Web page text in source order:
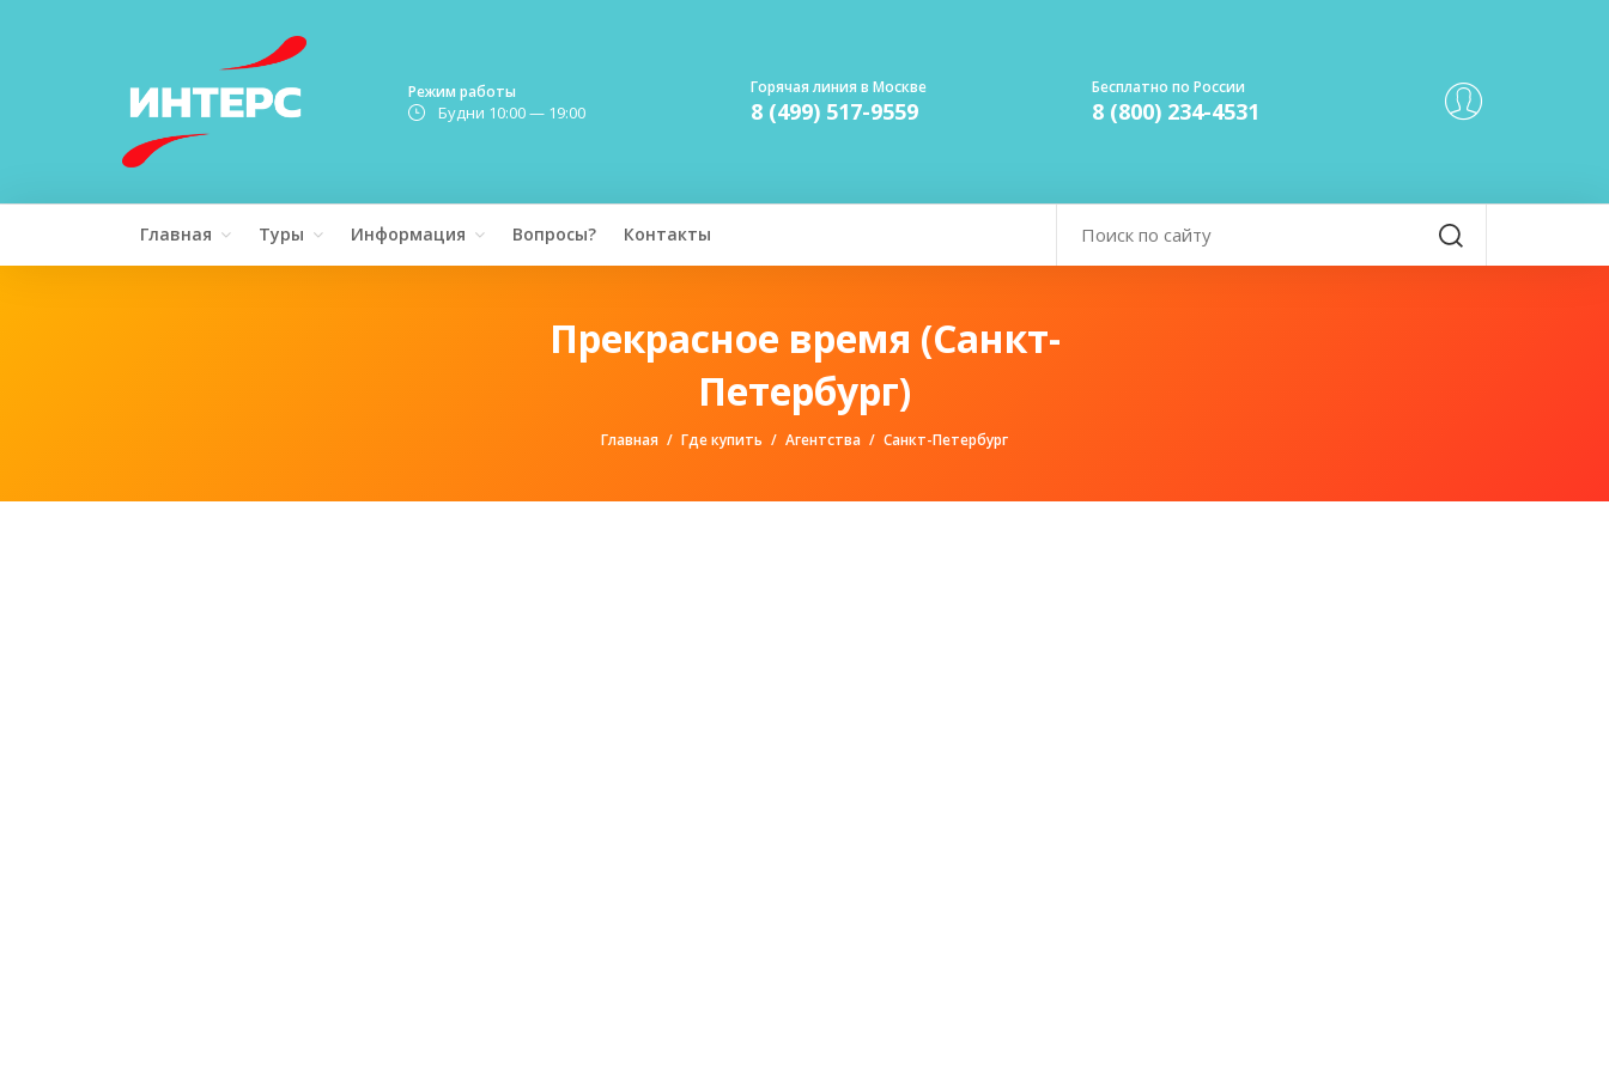
Режим работы
Будни 10:00 — 19:00
Горячая линия в Москве
8 (499) 517-9559
Бесплатно по России
8 (800) 234-4531
Главная Туры Информация Вопросы? Контакты
Прекрасное время (Санкт-
Петербург)
Главная Где купить Агентства Санкт-Петербург